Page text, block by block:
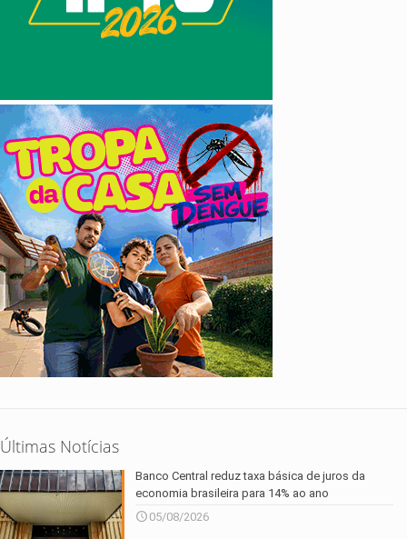
Últimas Notícias
Banco Central reduz taxa básica de juros da
economia brasileira para 14% ao ano
05/08/2026